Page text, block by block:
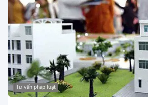
Tư vấn pháp luật